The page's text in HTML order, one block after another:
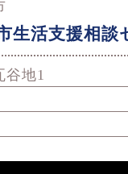
生活支援相談
谷地1